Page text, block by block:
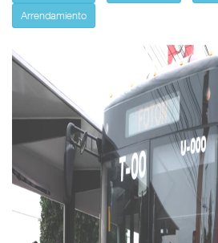
Arrendamiento